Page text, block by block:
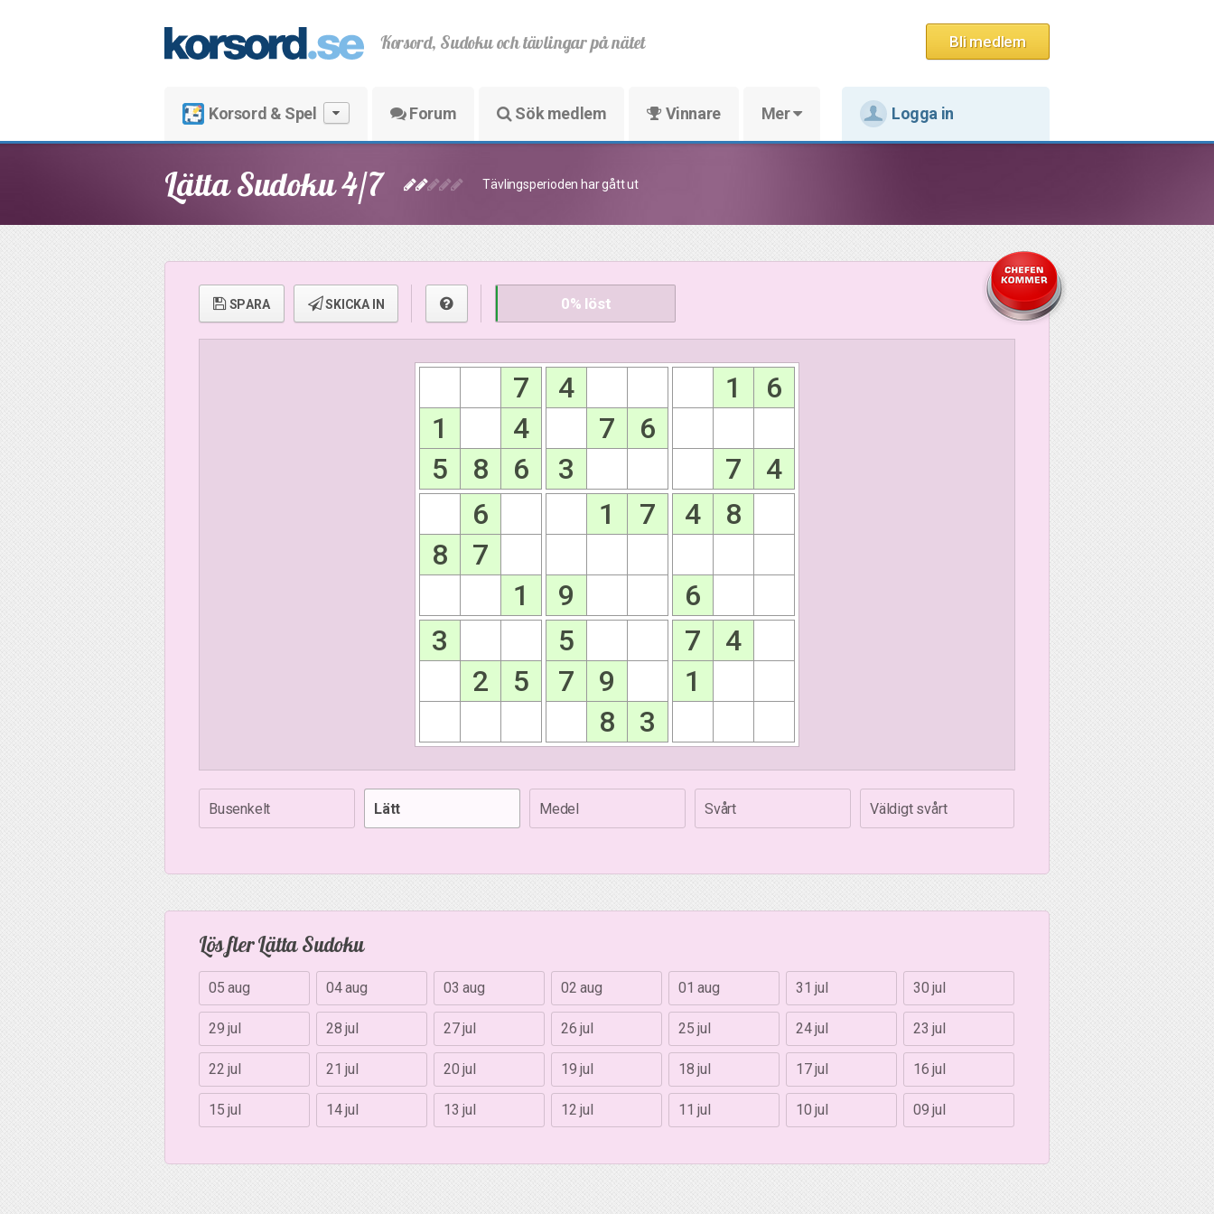
Bli medlem
Korsord, Sudoku och tävlingar på nätet
Korsord & Spel Forum Sök medlem Vinnare Mer Logga in
Lätta Sudoku 4/7 Tävlingsperioden har gått ut
SPARA SKICKA IN 0% löst
7 4 1
6
1
4 7
6
5
8 6 3 7
4
6
1 7 4
8
8
7
1
9
6
3
5 7
4
2
5 7 9
1
8
3
Busenkelt Lätt Medel Svårt Väldigt svårt
Lös fler Lätta Sudoku
05 aug 04 aug 03 aug 02 aug 01 aug 31 jul 30 jul
29 jul 28 jul 27 jul 26 jul 25 jul 24 jul 23 jul
22 jul 21 jul 20 jul 19 jul 18 jul 17 jul 16 jul
15 jul 14 jul 13 jul 12 jul 11 jul 10 jul 09 jul